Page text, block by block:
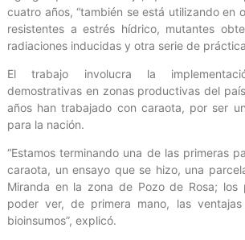
cuatro años, “también se está utilizando en
resistentes a estrés hídrico, mutantes
radiaciones inducidas y otra serie de
El trabajo involucra la
demostrativas en zonas productivas del
años han trabajado con caraota, por ser
para la nación.
“Estamos terminando una de las primeras
caraota, un ensayo que se hizo, una
Miranda en la zona de Pozo de Rosa; los
poder ver, de primera mano, las
bioinsumos”, explicó.